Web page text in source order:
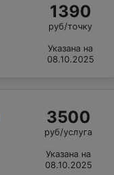
1390
руб/точку
Указана на
08.10.2025
3500
руб/услуга
Указана на
08.10.2025